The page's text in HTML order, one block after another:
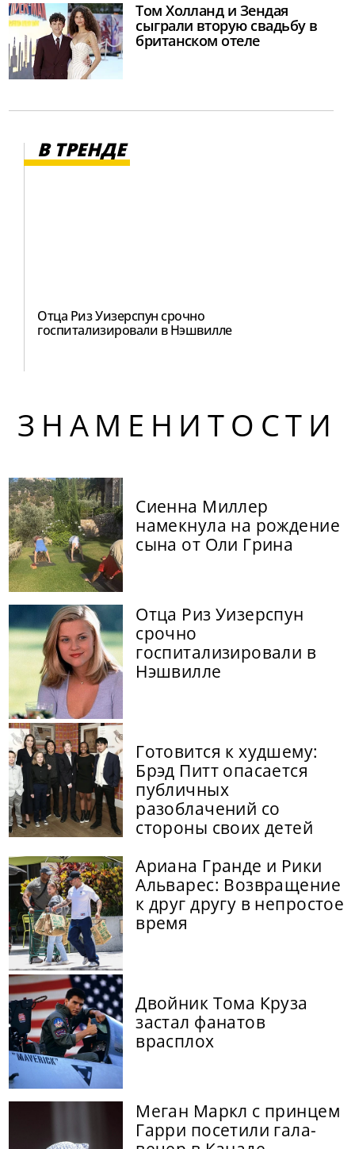
Том Холланд и Зендая
сыграли вторую свадьбу в
британском отеле
В ТРЕНДЕ
Отца Риз Уизерспун срочно
госпитализировали в Нэшвилле
ЗНАМЕНИТОСТИ
Сиенна Миллер
намекнула на рождение
сына от Оли Грина
Отца Риз Уизерспун
срочно
госпитализировали в
Нэшвилле
Готовится к худшему:
Брэд Питт опасается
публичных
разоблачений со
стороны своих детей
Ариана Гранде и Рики
Альварес: Возвращение
к друг другу в непростое
время
Двойник Тома Круза
застал фанатов
врасплох
Меган Маркл с принцем
Гарри посетили гала-